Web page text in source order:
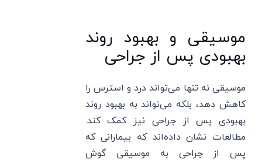
موسیقی و بهبود روند
بهبودی پس از جراحی
موسیقی نه تنها می‌تواند درد و استرس را
کاهش دهد، بلکه می‌تواند به بهبود روند
بهبودی پس از جراحی نیز کمک کند.
مطالعات نشان داده‌اند که بیمارانی که
پس از جراحی به موسیقی گوش